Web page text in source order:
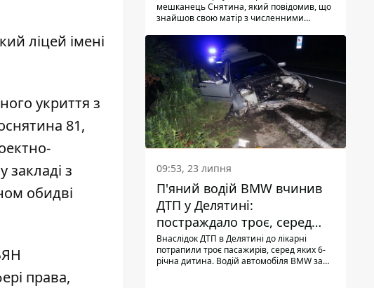
ліцей імені
укриття з
81,
з
обидві
права,
мешканець Снятина, який повідомив, що
знайшов свою матір з численними
з'ясували правоохоронці, ці травми жінці
наніс її син.
09:53, 23 липня
П'яний водій BMW вчинив
ДТП у Делятині:
постраждало троє, серед
них - дитина
Внаслідок ДТП в Делятині до лікарні
потрапили троє пасажирів, серед яких 6-
річна дитина. Водій автомобіля BMW за